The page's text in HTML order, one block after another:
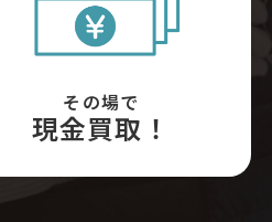
その場で
現金買取！